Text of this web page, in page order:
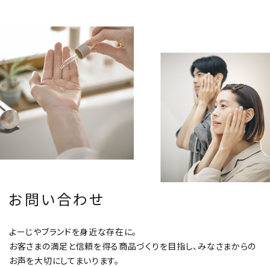
お問い合わせ
よーじやブランドを身近な存在に。
お客さまの満足と信頼を得る商品づくりを目指し、みなさまからの
お声を大切にしてまいります。